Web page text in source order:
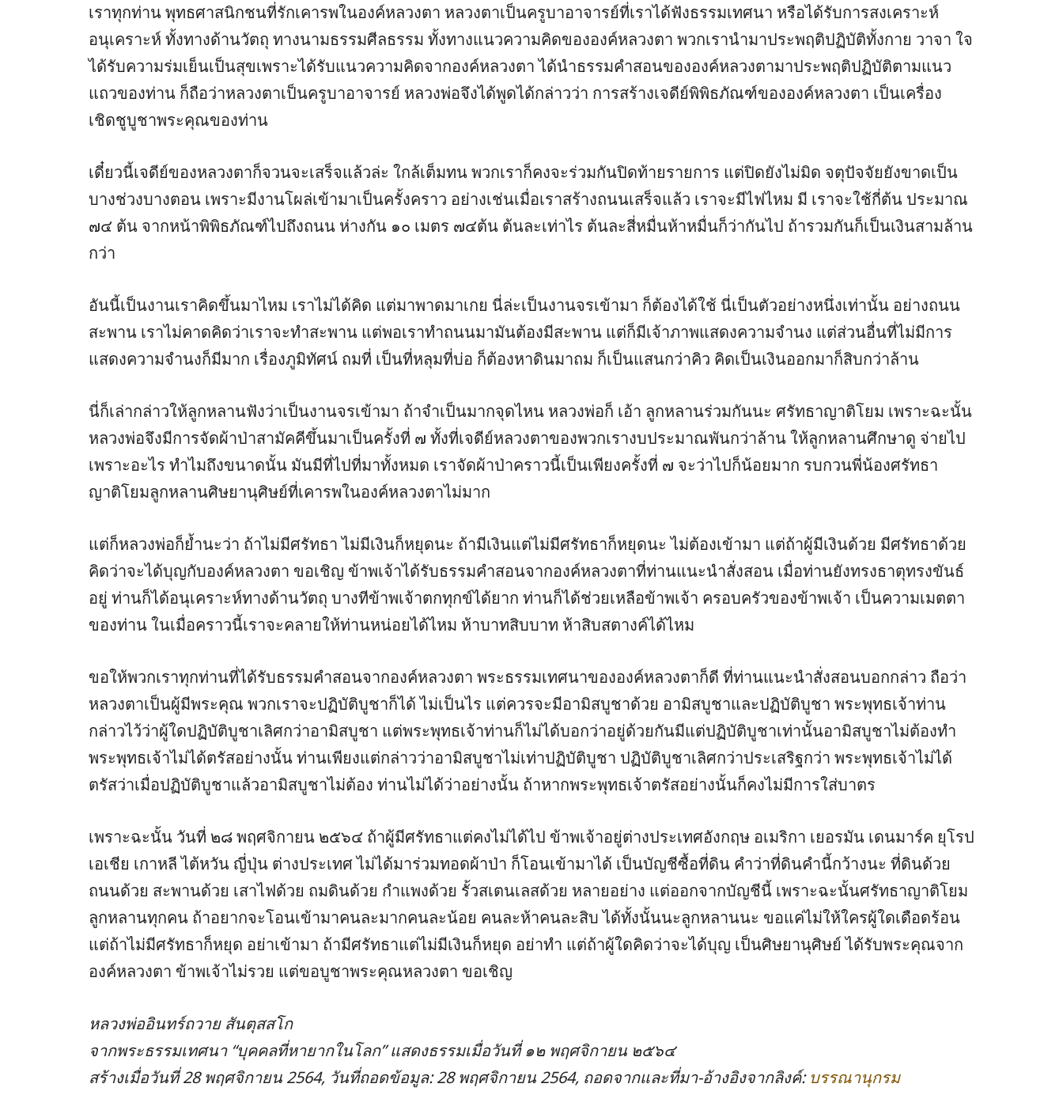
เราทุกท่าน พุทธศาสนิกชนที่รักเคารพในองค์หลวงตา หลวงตาเป็นครูบาอาจารย์ที่เราได้ฟังธรรมเทศนา หรือได้รับการสงเคราะห์
อนุเคราะห์ ทั้งทางด้านวัตถุ ทางนามธรรมศีลธรรม ทั้งทางแนวความคิดขององค์หลวงตา พวกเรานำมาประพฤติปฏิบัติทั้งกาย วาจา ใจ
ได้รับความร่มเย็นเป็นสุขเพราะได้รับแนวความคิดจากองค์หลวงตา ได้นำธรรมคำสอนขององค์หลวงตามาประพฤติปฏิบัติตามแนว
แถวของท่าน ก็ถือว่าหลวงตาเป็นครูบาอาจารย์ หลวงพ่อจึงได้พูดได้กล่าวว่า การสร้างเจดีย์พิพิธภัณฑ์ขององค์หลวงตา เป็นเครื่อง
เชิดชูบูชาพระคุณของท่าน
เดี๋ยวนี้เจดีย์ของหลวงตาก็จวนจะเสร็จแล้วล่ะ ใกล้เต็มทน พวกเราก็คงจะร่วมกันปิดท้ายรายการ แต่ปิดยังไม่มิด จตุปัจจัยยังขาดเป็น
บางช่วงบางตอน เพราะมีงานโผล่เข้ามาเป็นครั้งคราว อย่างเช่นเมื่อเราสร้างถนนเสร็จแล้ว เราจะมีไฟไหม มี เราจะใช้กี่ต้น ประมาณ
๗๔ ต้น จากหน้าพิพิธภัณฑ์ไปถึงถนน ห่างกัน ๑๐ เมตร ๗๔ต้น ต้นละเท่าไร ต้นละสี่หมื่นห้าหมื่นก็ว่ากันไป ถ้ารวมกันก็เป็นเงินสามล้าน
กว่า
อันนี้เป็นงานเราคิดขึ้นมาไหม เราไม่ได้คิด แต่มาพาดมาเกย นี่ล่ะเป็นงานจรเข้ามา ก็ต้องได้ใช้ นี่เป็นตัวอย่างหนึ่งเท่านั้น อย่างถนน
สะพาน เราไม่คาดคิดว่าเราจะทำสะพาน แต่พอเราทำถนนมามันต้องมีสะพาน แต่ก็มีเจ้าภาพแสดงความจำนง แต่ส่วนอื่นที่ไม่มีการ
แสดงความจำนงก็มีมาก เรื่องภูมิทัศน์ ถมที่ เป็นที่หลุมที่บ่อ ก็ต้องหาดินมาถม ก็เป็นแสนกว่าคิว คิดเป็นเงินออกมาก็สิบกว่าล้าน
นี่ก็เล่ากล่าวให้ลูกหลานฟังว่าเป็นงานจรเข้ามา ถ้าจำเป็นมากจุดไหน หลวงพ่อก็ เอ้า ลูกหลานร่วมกันนะ ศรัทธาญาติโยม เพราะฉะนั้น
หลวงพ่อจึงมีการจัดผ้าป่าสามัคคีขึ้นมาเป็นครั้งที่ ๗ ทั้งที่เจดีย์หลวงตาของพวกเรางบประมาณพันกว่าล้าน ให้ลูกหลานศึกษาดู จ่ายไป
เพราะอะไร ทำไมถึงขนาดนั้น มันมีที่ไปที่มาทั้งหมด เราจัดผ้าป่าคราวนี้เป็นเพียงครั้งที่ ๗ จะว่าไปก็น้อยมาก รบกวนพี่น้องศรัทธา
ญาติโยมลูกหลานศิษยานุศิษย์ที่เคารพในองค์หลวงตาไม่มาก
แต่ก็หลวงพ่อก็ย้ำนะว่า ถ้าไม่มีศรัทธา ไม่มีเงินก็หยุดนะ ถ้ามีเงินแต่ไม่มีศรัทธาก็หยุดนะ ไม่ต้องเข้ามา แต่ถ้าผู้มีเงินด้วย มีศรัทธาด้วย
คิดว่าจะได้บุญกับองค์หลวงตา ขอเชิญ ข้าพเจ้าได้รับธรรมคำสอนจากองค์หลวงตาที่ท่านแนะนำสั่งสอน เมื่อท่านยังทรงธาตุทรงขันธ์
อยู่ ท่านก็ได้อนุเคราะห์ทางด้านวัตถุ บางทีข้าพเจ้าตกทุกข์ได้ยาก ท่านก็ได้ช่วยเหลือข้าพเจ้า ครอบครัวของข้าพเจ้า เป็นความเมตตา
ของท่าน ในเมื่อคราวนี้เราจะคลายให้ท่านหน่อยได้ไหม ห้าบาทสิบบาท ห้าสิบสตางค์ได้ไหม
ขอให้พวกเราทุกท่านที่ได้รับธรรมคำสอนจากองค์หลวงตา พระธรรมเทศนาขององค์หลวงตาก็ดี ที่ท่านแนะนำสั่งสอนบอกกล่าว ถือว่า
หลวงตาเป็นผู้มีพระคุณ พวกเราจะปฏิบัติบูชาก็ได้ ไม่เป็นไร แต่ควรจะมีอามิสบูชาด้วย อามิสบูชาและปฏิบัติบูชา พระพุทธเจ้าท่าน
กล่าวไว้ว่าผู้ใดปฏิบัติบูชาเลิศกว่าอามิสบูชา แต่พระพุทธเจ้าท่านก็ไม่ได้บอกว่าอยู่ด้วยกันมีแต่ปฏิบัติบูชาเท่านั้นอามิสบูชาไม่ต้องทำ
พระพุทธเจ้าไม่ได้ตรัสอย่างนั้น ท่านเพียงแต่กล่าวว่าอามิสบูชาไม่เท่าปฏิบัติบูชา ปฏิบัติบูชาเลิศกว่าประเสริฐกว่า พระพุทธเจ้าไม่ได้
ตรัสว่าเมื่อปฏิบัติบูชาแล้วอามิสบูชาไม่ต้อง ท่านไม่ได้ว่าอย่างนั้น ถ้าหากพระพุทธเจ้าตรัสอย่างนั้นก็คงไม่มีการใส่บาตร
เพราะฉะนั้น วันที่ ๒๘ พฤศจิกายน ๒๕๖๔ ถ้าผู้มีศรัทธาแต่คงไม่ได้ไป ข้าพเจ้าอยู่ต่างประเทศอังกฤษ อเมริกา เยอรมัน เดนมาร์ค ยุโรป
เอเชีย เกาหลี ไต้หวัน ญี่ปุ่น ต่างประเทศ ไม่ได้มาร่วมทอดผ้าป่า ก็โอนเข้ามาได้ เป็นบัญชีซื้อที่ดิน คำว่าที่ดินคำนี้กว้างนะ ที่ดินด้วย
ถนนด้วย สะพานด้วย เสาไฟด้วย ถมดินด้วย กำแพงด้วย รั้วสเตนเลสด้วย หลายอย่าง แต่ออกจากบัญชีนี้ เพราะฉะนั้นศรัทธาญาติโยม
ลูกหลานทุกคน ถ้าอยากจะโอนเข้ามาคนละมากคนละน้อย คนละห้าคนละสิบ ได้ทั้งนั้นนะลูกหลานนะ ขอแค่ไม่ให้ใครผู้ใดเดือดร้อน
แต่ถ้าไม่มีศรัทธาก็หยุด อย่าเข้ามา ถ้ามีศรัทธาแต่ไม่มีเงินก็หยุด อย่าทำ แต่ถ้าผู้ใดคิดว่าจะได้บุญ เป็นศิษยานุศิษย์ ได้รับพระคุณจาก
องค์หลวงตา ข้าพเจ้าไม่รวย แต่ขอบูชาพระคุณหลวงตา ขอเชิญ
หลวงพ่ออินทร์ถวาย สันตุสสโก
จากพระธรรมเทศนา “บุคคลที่หายากในโลก” แสดงธรรมเมื่อวันที่ ๑๒ พฤศจิกายน ๒๕๖๔
สร้างเมื่อวันที่ 28 พฤศจิกายน 2564, วันที่ถอดข้อมูล: 28 พฤศจิกายน 2564, ถอดจากและที่มา-อ้างอิงจากลิงค์: บรรณานุกรม